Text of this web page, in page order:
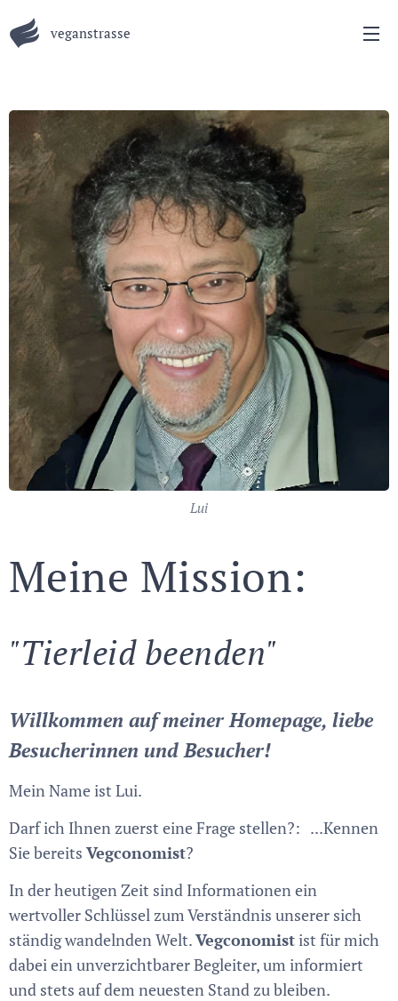
veganstrasse
Lui
Meine Mission:
"Tierleid beenden"
Willkommen auf meiner Homepage, liebe
Besucherinnen und Besucher!
Mein Name ist Lui.
Darf ich Ihnen zuerst eine Frage stellen?: ...Kennen
Sie bereits Vegconomist?
In der heutigen Zeit sind Informationen ein
wertvoller Schlüssel zum Verständnis unserer sich
ständig wandelnden Welt.Vegconomist ist für mich
dabei ein unverzichtbarer Begleiter, um informiert
und stets auf dem neuesten Stand zu bleiben.